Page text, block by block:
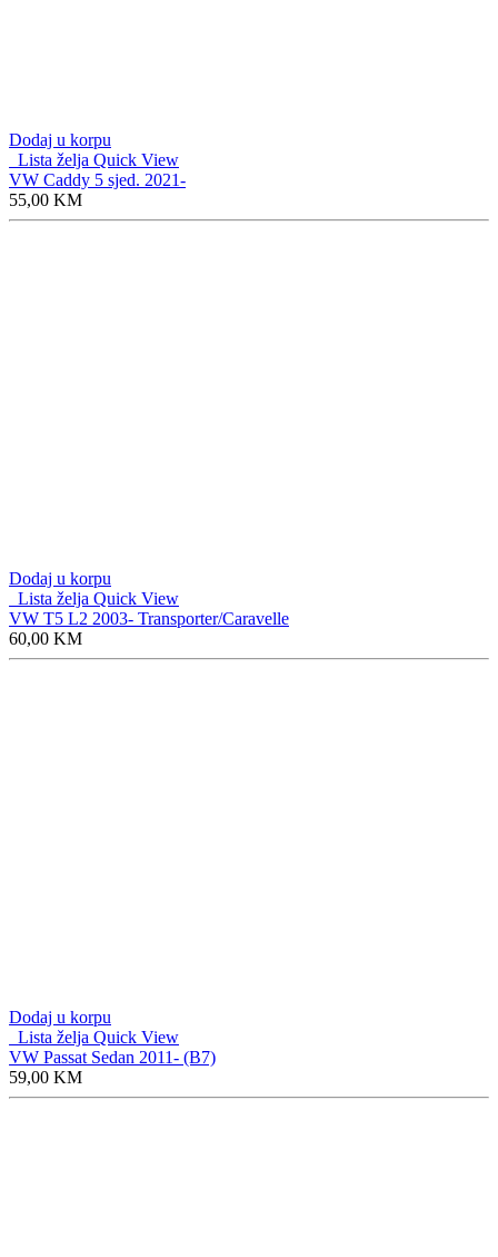
Dodaj u korpu
Lista želja Quick View
VW Caddy 5 sjed. 2021-
55,00 KM
Dodaj u korpu
Lista želja Quick View
VW T5 L2 2003- Transporter/Caravelle
60,00 KM
Dodaj u korpu
Lista želja Quick View
VW Passat Sedan 2011- (B7)
59,00 KM